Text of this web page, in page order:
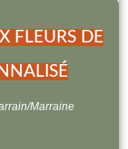
FLEURS DE
Marraine